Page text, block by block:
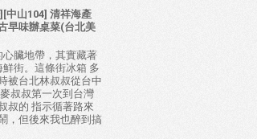
中山104] 清祥海產
早味辦桌菜(台北美
臟地帶，其實藏著
街。這條街冰箱 多
被台北林叔叔從台中
叔叔第一次到台灣
叔的 指示循著路來
，但後來我也醉到搞